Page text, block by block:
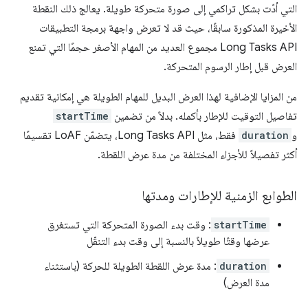
التي أدّت بشكل تراكمي إلى صورة متحركة طويلة. يعالج ذلك النقطة
الأخيرة المذكورة سابقًا، حيث قد لا تعرض واجهة برمجة التطبيقات
Long Tasks API مجموع العديد من المهام الأصغر حجمًا التي تمنع
العرض قبل إطار الرسوم المتحركة.
من المزايا الإضافية لهذا العرض البديل للمهام الطويلة هي إمكانية تقديم
تفاصيل التوقيت للإطار بأكمله. بدلاً من تضمين startTime
و duration
فقط، مثل Long Tasks API، يتضمّن LoAF تقسيمًا
أكثر تفصيلاً للأجزاء المختلفة من مدة عرض اللقطة.
الطوابع الزمنية للإطارات ومدتها
startTime : وقت بدء الصورة المتحركة التي تستغرق
عرضها وقتًا طويلاً بالنسبة إلى وقت بدء التنقّل
duration : مدة عرض اللقطة الطويلة للحركة (باستثناء
مدة العرض)